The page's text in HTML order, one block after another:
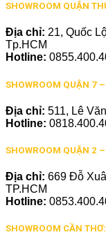
SHOWROOM QUẬN
Địa chỉ: 21, Quốc
Tp.HCM
Hotline:
SHOWROOM QUẬN 7
Địa chỉ: 511, Lê
Hotline:
SHOWROOM QUẬN 2
Địa chỉ: 669 Đỗ
TP.HCM
Hotline:
SHOWROOM CẦN THƠ: